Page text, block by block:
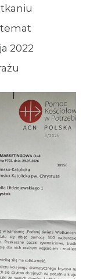
2022